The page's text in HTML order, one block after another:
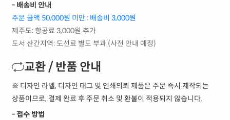
- 배송비 안내
주문 금액 50,000원 미만 : 배송비 3,000원
제주도: 항공료 3,000원 추가
도서 산간지역: 도선료 별도 부과 (사전 안내 예정)
교환 / 반품 안내
※ 디자인 라벨, 디자인 태그 및 인쇄의뢰 제품은 주문 즉시 제작되는
상품이므로, 결제 완료 후 주문 취소 및 환불이 적용되지 않습니다.
- 접수 방법